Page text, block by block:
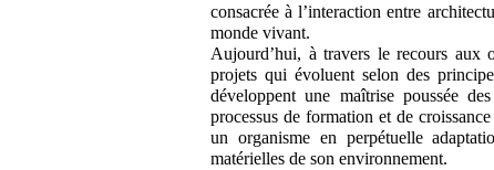
consacrée à l’interaction entre
monde vivant.
Aujourd’hui, à travers le recours aux
projets qui évoluent selon des
développent une maîtrise poussée
processus de formation et de
un organisme en perpétuelle
matérielles de son environnement.